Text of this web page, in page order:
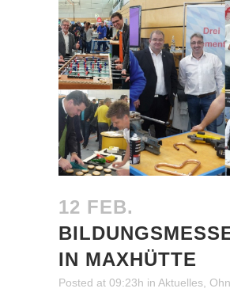
12 FEB.
IN MAXHÜTTE
Posted at 09:23h in Aktuelles